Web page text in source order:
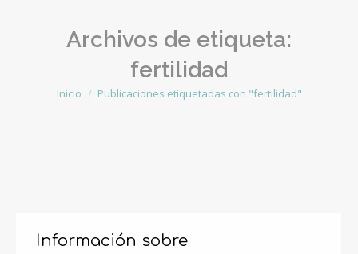
Archivos de etiqueta:
fertilidad
Estás aquí:
Inicio Publicaciones etiquetadas con "fertilidad"
Información sobre